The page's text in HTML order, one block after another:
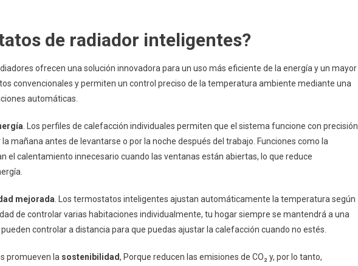
de radiador inteligentes?
ofrecen una solución innovadora para un uso más eficiente de la energía y un mayor
convencionales y permiten un control preciso de la temperatura ambiente mediante una
automáticas.
. Los perfiles de calefacción individuales permiten que el sistema funcione con precisión
mañana antes de levantarse o por la noche después del trabajo. Funciones como la
el calentamiento innecesario cuando las ventanas están abiertas, lo que reduce
mejorada . Los termostatos inteligentes ajustan automáticamente la temperatura según
de controlar varias habitaciones individualmente, tu hogar siempre se mantendrá a una
controlar a distancia para que puedas ajustar la calefacción cuando no estés.
promueven la sostenibilidad, Porque reducen las emisiones de CO₂ y, por lo tanto,